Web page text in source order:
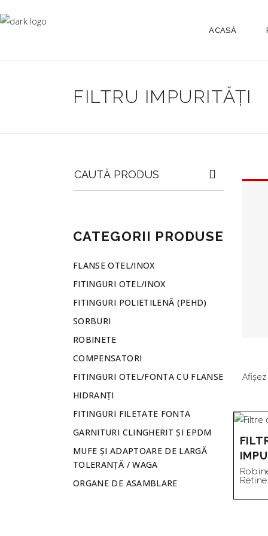
ACASĂ
FILTRU IMPURITĂȚI
for:
CATEGORII PRODUSE
FLANSE OTEL/INOX
FITINGURI OTEL/INOX
FITINGURI POLIETILENĂ (PEHD)
SORBURI
ROBINETE
COMPENSATORI
FITINGURI OTEL/FONTA CU FLANSE
HIDRANȚI
FITINGURI FILETATE FONTA
GARNITURI CLINGHERIT ȘI EPDM
MUFE ȘI ADAPTOARE DE LARGĂ
TOLERANȚĂ / WAGA
ORGANE DE ASAMBLARE